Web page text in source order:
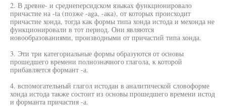
2. В древне- и среднеперсидском языках функционировало
причастие на -ta (позже -aga, -ака), от которых происходит
причастие хонда, тогда как формы типа хонда истода и мехонда не
функционировали в тот период. Они являются
новообразованиями, производными от причастий типа хонда.
3. Эти три категориальные формы образуются от основы
прошедшего времени полнозначного глагола, к которой
прибавляется формант -а.
4. вспомогательный глагол истодан в аналитической словоформе
хонда истода также состоит из основы прошедшего времени истод
и форманта причастия -а.